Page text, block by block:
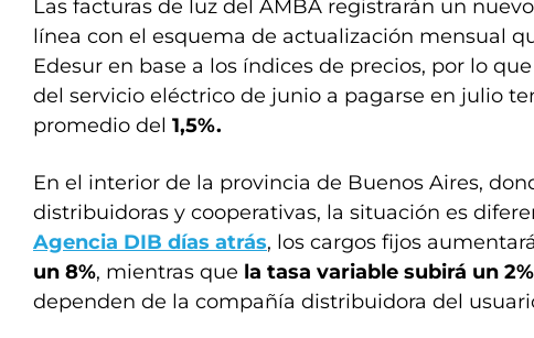
Las facturas de luz del AMBA registrarán un
línea con el esquema de actualización mensual
Edesur en base a los índices de precios, por lo
del servicio eléctrico de junio a pagarse en julio
promedio del 1,5%.
En el interior de la provincia de Buenos Aires,
distribuidoras y cooperativas, la situación es
Agencia DIB días atrás, los cargos fijos
un 8%, mientras que la tasa variable subirá un 2%
dependen de la compañía distribuidora del